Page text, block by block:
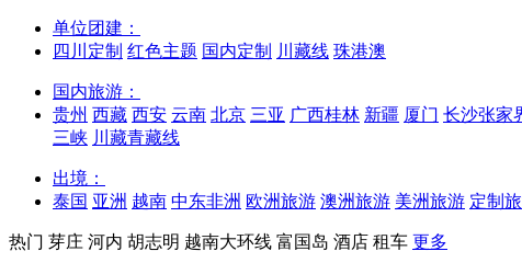
单位团建：
四川定制 红色主题 国内定制 川藏线 珠港澳
国内旅游：
贵州 西藏 西安 云南 北京 三亚 广西桂林 新疆 厦门 长沙张家
三峡 川藏青藏线
出境：
泰国 亚洲 越南 中东非洲 欧洲旅游 澳洲旅游 美洲旅游 定制
热门 芽庄 河内 胡志明 越南大环线 富国岛 酒店 租车 更多